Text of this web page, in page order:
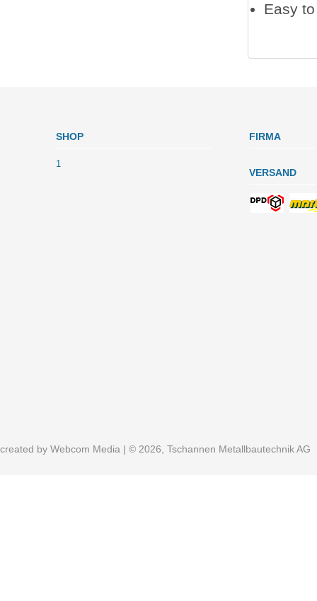
Easy
SHOP
1
FIRMA
VERSAND
created by Webcom Media | © 2026, Tschannen Metallbautechnik AG